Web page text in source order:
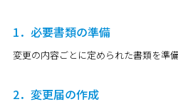
1．必要書類の準備
変更の内容ごとに定められた書類を準備
2．変更届の作成